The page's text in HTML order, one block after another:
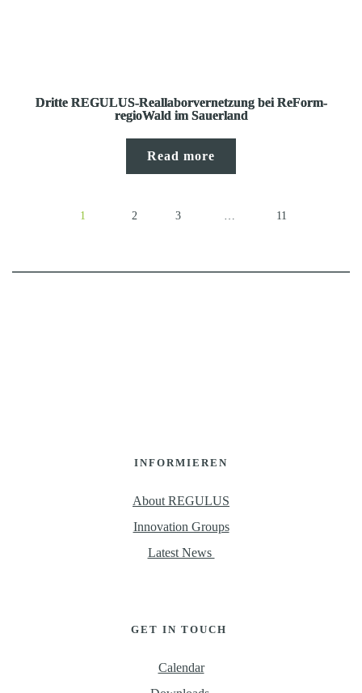
Dritte REGULUS-Reallaborvernetzung bei ReForm-
regioWald im Sauerland
Read more
1 2 3 … 11
INFORMIEREN
About REGULUS
Innovation Groups
Latest News
GET IN TOUCH
Calendar